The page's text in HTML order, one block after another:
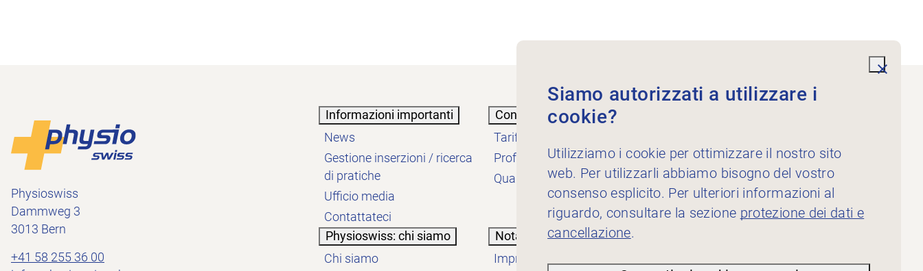
Piè di pagina
Physioswiss
Dammweg 3
3013 Bern
+41 58 255 36 00
Informazioni importanti
News
Gestione inserzioni / ricerca
di pratiche
Ufficio media
Contattateci
Conoscenze
Tariffe
Professione
Qualità
Per gli inserzionisti
Physioswiss: chi siamo
Chi siamo
Nota informativa
Impressum
Siamo autorizzati a utilizzare i
cookie?
Utilizziamo i cookie per ottimizzare il nostro sito
web. Per utilizzarli abbiamo bisogno del vostro
consenso esplicito. Per ulteriori informazioni al
riguardo, consultare la sezione protezione dei dati e
cancellazione.